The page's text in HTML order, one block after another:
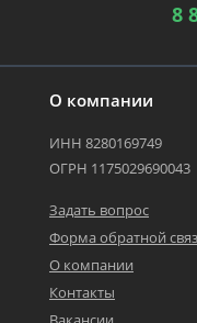
О компании
ИНН 8280169749
ОГРН 1175029690043
Задать вопрос
Форма обратной
О компании
Контакты
8